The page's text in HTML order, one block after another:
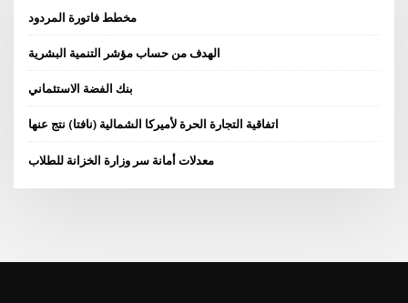
مخطط فاتورة المردود
الهدف من حساب مؤشر التنمية البشرية
بنك الفضة الاستئماني
اتفاقية التجارة الحرة لأميركا الشمالية (نافتا) نتج عنها
معدلات أمانة سر وزارة الخزانة للطلاب